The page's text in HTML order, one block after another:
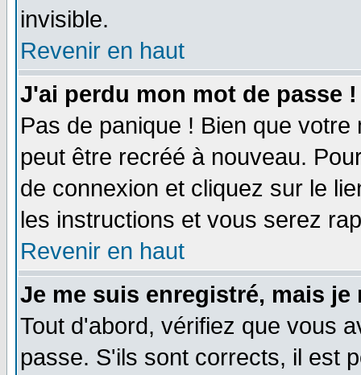
invisible.
Revenir en haut
J'ai perdu mon mot de passe !
Pas de panique ! Bien que
peut être recréé à nouveau.
de connexion et cliquez sur le
les instructions et vous serez
Revenir en haut
Je me suis enregistré, mais
Tout d'abord, vérifiez que vous
passe. S'ils sont corrects, il est